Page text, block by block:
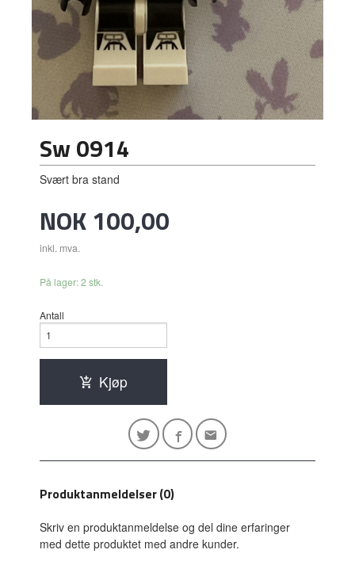
Sw 0914
Svært bra stand
Pris
NOK100,00
inkl. mva.
På lager: 2 stk.
Antall
Kjøp
Produktanmeldelser (0)
Skriv en produktanmeldelse og del dine erfaringer
med dette produktet med andre kunder.